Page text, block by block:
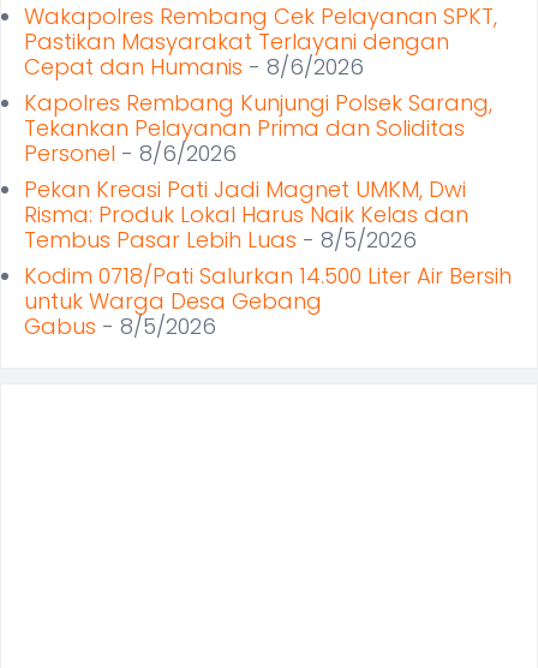
Wakapolres Rembang Cek Pelayanan SPKT,
Pastikan Masyarakat Terlayani dengan
Cepat dan Humanis - 8/6/2026
Kapolres Rembang Kunjungi Polsek Sarang,
Tekankan Pelayanan Prima dan Soliditas
Personel - 8/6/2026
Pekan Kreasi Pati Jadi Magnet UMKM, Dwi
Risma: Produk Lokal Harus Naik Kelas dan
Tembus Pasar Lebih Luas - 8/5/2026
Kodim 0718/Pati Salurkan 14.500 Liter Air Bersih
untuk Warga Desa Gebang
Gabus - 8/5/2026